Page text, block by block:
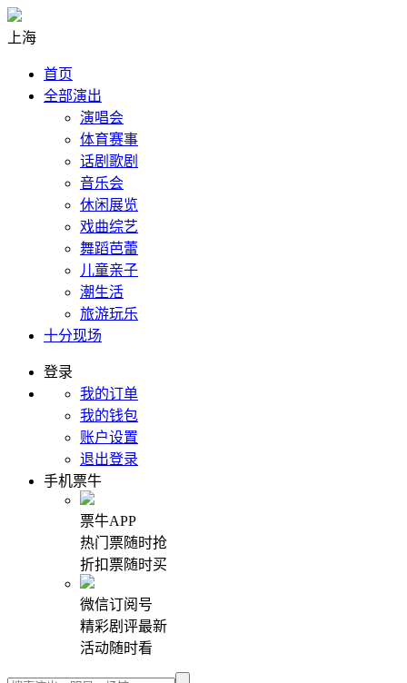
上海
首页
全部演出
演唱会
体育赛事
话剧歌剧
音乐会
休闲展览
戏曲综艺
舞蹈芭蕾
儿童亲子
潮生活
旅游玩乐
十分现场
登录
我的订单
我的钱包
账户设置
退出登录
手机票牛
票牛APP
热门票随时抢
折扣票随时买
微信订阅号
精彩剧评最新
活动随时看